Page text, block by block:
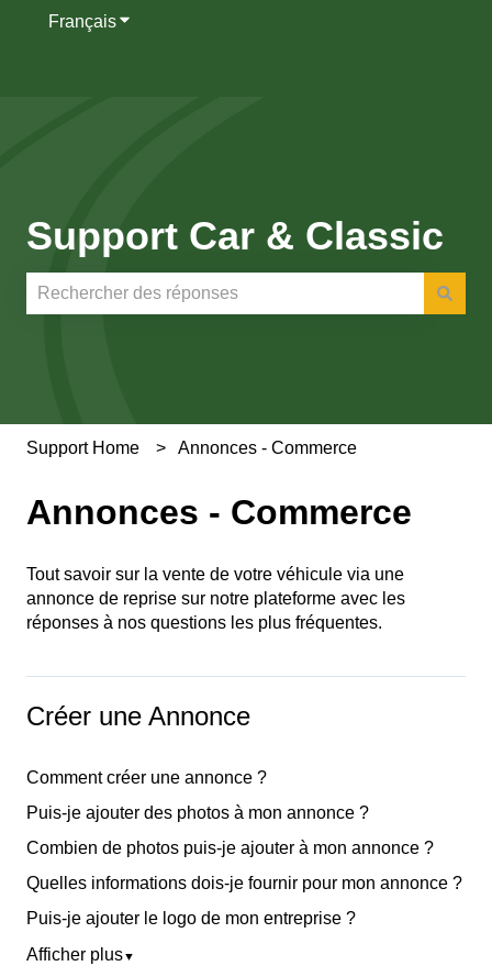
FrançaisAfficher le sous-menu pour les traductions
Support Car & Classic
Support Home Annonces - Commerce
Annonces - Commerce
Tout savoir sur la vente de votre véhicule via une
annonce de reprise sur notre plateforme avec les
réponses à nos questions les plus fréquentes.
Créer une Annonce
Comment créer une annonce ?
Puis-je ajouter des photos à mon annonce ?
Combien de photos puis-je ajouter à mon annonce ?
Quelles informations dois-je fournir pour mon annonce ?
Puis-je ajouter le logo de mon entreprise ?
Afficher plus▼